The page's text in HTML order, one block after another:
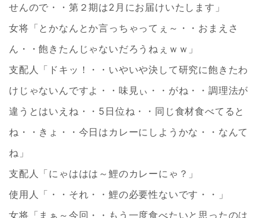
せんので・・第２期は2月にお届けいたします」
女将「とかなんとか言っちゃってぇ～・・おまえさ
ん・・飽きたんじゃないだろうねぇｗｗ」
支配人「ドキッ！・・いやいや決して研究に飽きたわ
けじゃないんですよ・・味見ぃ・・がね・・調理法が
違うとはいえね・・5日位ね・・同じ食材食べてると
ね・・きょ・・今日はカレーにしようかな・・なんて
ね」
支配人「にゃははは～鯉のカレーにゃ？」
使用人「・・それ・・鯉の必要性ないです・・」
女将「まぁ～今回・・もう一度食べたいと思ったのは